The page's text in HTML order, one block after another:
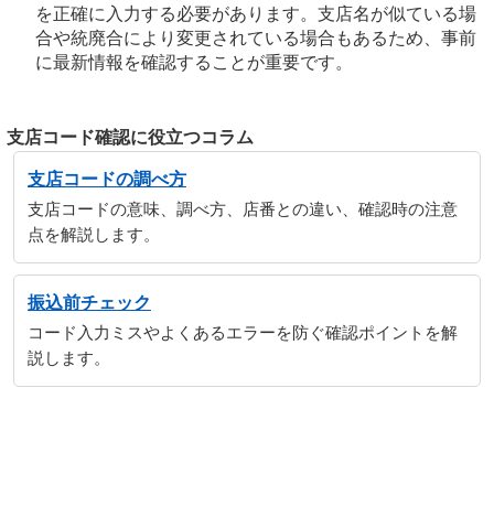
を正確に入力する必要があります。支店名が似ている場
合や統廃合により変更されている場合もあるため、事前
に最新情報を確認することが重要です。
支店コード確認に役立つコラム
支店コードの調べ方
支店コードの意味、調べ方、店番との違い、確認時の注意
点を解説します。
振込前チェック
コード入力ミスやよくあるエラーを防ぐ確認ポイントを解
説します。